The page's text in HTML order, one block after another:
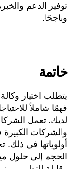
توفير الدعم
وناجحًا.
خاتمة
يتطلب اختيار
فهمًا شاملاً
لديك. تعمل
والشركات
أولوياتها في
الحجم إلى حلول